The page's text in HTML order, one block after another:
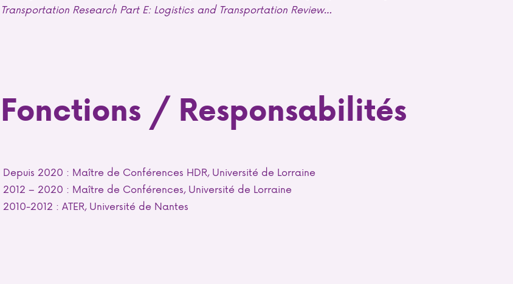
Transportation Research Part E: Logistics and Transportation Review…
Fonctions / Responsabilités
Depuis 2020 : Maître de Conférences HDR, Université de Lorraine
2012 – 2020 : Maître de Conférences, Université de Lorraine
2010-2012 : ATER, Université de Nantes